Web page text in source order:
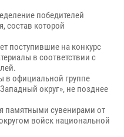
победителей
состав которой
поступившие на конкурс
в соответствии с
в официальной группе
округ», не позднее
памятными сувенирами от
войск национальной